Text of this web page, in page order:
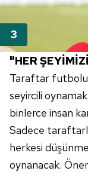
"HER
Taraftar
seyircili
binlerce insan
Sadece
herkesi
oynanacak.